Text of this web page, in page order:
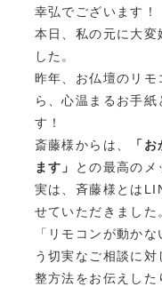
幸弘でございます！
本日、私の元に大変
した。
昨年、お仏壇のリ
ら、心温まるお手
す！
斎藤様からは、
「
ます」
との最高のメ
実は、斉藤様とは
せていただきました
「リモコンが動か
う切実なご相談に
整方法をお伝えした